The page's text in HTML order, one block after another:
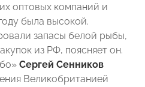
оптовых компаний и
была высокой.
запасы белой рыбы,
из РФ, поясняет он.
Сергей Сенников
Великобританией